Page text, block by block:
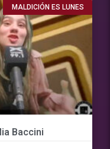
MALDICIÓN ES LUNES
Baccini